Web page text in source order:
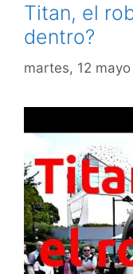
Titan, el
dentro?
martes, 12 mayo